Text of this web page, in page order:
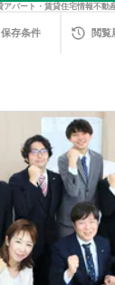
保存条件 閲覧